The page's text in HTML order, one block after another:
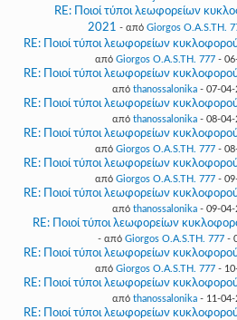
RE: Ποιοί τύποι λεωφορείων
2021 - από Giorgos O.A.S.TH.
RE: Ποιοί τύποι λεωφορείων
από Giorgos O.A.S.TH. 777-
RE: Ποιοί τύποι λεωφορείων
από thanossalonika - 07-04-
RE: Ποιοί τύποι λεωφορείων
από thanossalonika - 08-04-
RE: Ποιοί τύποι λεωφορείων
από Giorgos O.A.S.TH. 777-
RE: Ποιοί τύποι λεωφορείων
από Giorgos O.A.S.TH. 777-
RE: Ποιοί τύποι λεωφορείων
από thanossalonika - 09-04-
RE: Ποιοί τύποι λεωφορείων
- από Giorgos O.A.S.TH. 777-
RE: Ποιοί τύποι λεωφορείων
από Giorgos O.A.S.TH. 777-
RE: Ποιοί τύποι λεωφορείων
από thanossalonika - 11-04-
RE: Ποιοί τύποι λεωφορείων